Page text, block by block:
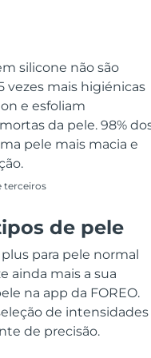
silicone não são
vezes mais higiénicas
e esfoliam
da pele. 98%
pele mais macia e
terceiros
de pele
plus para pele normal
ainda mais a sua
na app da FOREO.
de intensidades
de precisão.